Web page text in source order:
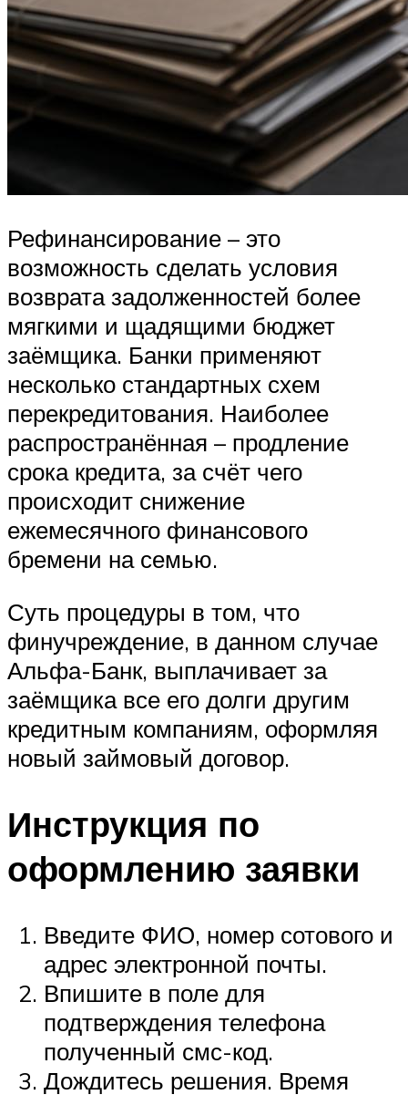
Рефинансирование – это
возможность сделать условия
возврата задолженностей более
мягкими и щадящими бюджет
заёмщика. Банки применяют
несколько стандартных схем
перекредитования. Наиболее
распространённая – продление
срока кредита, за счёт чего
происходит снижение
ежемесячного финансового
бремени на семью.
Суть процедуры в том, что
финучреждение, в данном случае
Альфа-Банк, выплачивает за
заёмщика все его долги другим
кредитным компаниям, оформляя
новый займовый договор.
Инструкция по
оформлению заявки
Введите ФИО, номер сотового и
адрес электронной почты.
Впишите в поле для
подтверждения телефона
полученный смс-код.
Дождитесь решения. Время